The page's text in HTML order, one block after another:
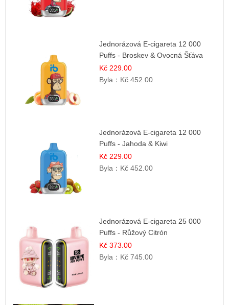
Jednorázová E-cigareta 12 000
Puffs - Broskev & Ovocná Šťáva
Kč 229.00
Byla： Kč 452.00
Jednorázová E-cigareta 12 000
Puffs - Jahoda & Kiwi
Kč 229.00
Byla： Kč 452.00
Jednorázová E-cigareta 25 000
Puffs - Růžový Citrón
Kč 373.00
Byla： Kč 745.00